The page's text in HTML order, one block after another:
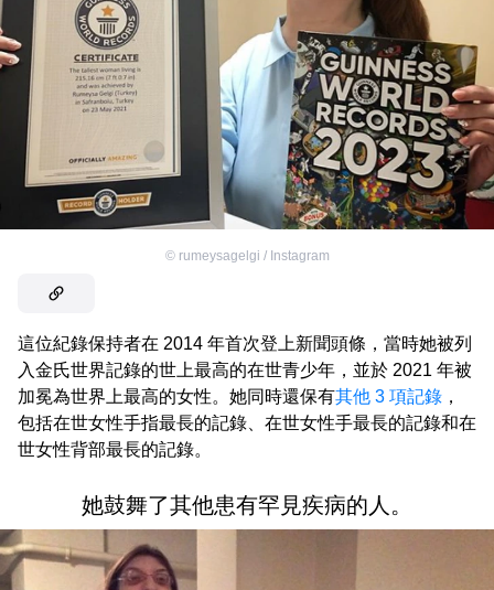
© rumeysagelgi / Instagram
這位紀錄保持者在 2014 年首次登上新聞頭條，當時她被列
入金氏世界記錄的世上最高的在世青少年，並於 2021 年被
加冕為世界上最高的女性。她同時還保有其他 3 項記錄 ，
包括在世女性手指最長的記錄、在世女性手最長的記錄和在
世女性背部最長的記錄。
她鼓舞了其他患有罕見疾病的人。